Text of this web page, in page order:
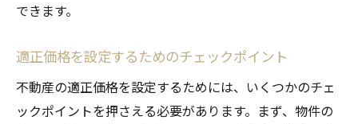
できます。
適正価格を設定するためのチェックポイント
不動産の適正価格を設定するためには、いくつかのチェ
ックポイントを押さえる必要があります。まず、物件の